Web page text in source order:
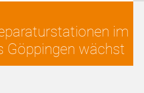
im
Göppingen wächst